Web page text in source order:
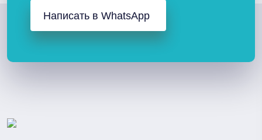
Написать в WhatsApp